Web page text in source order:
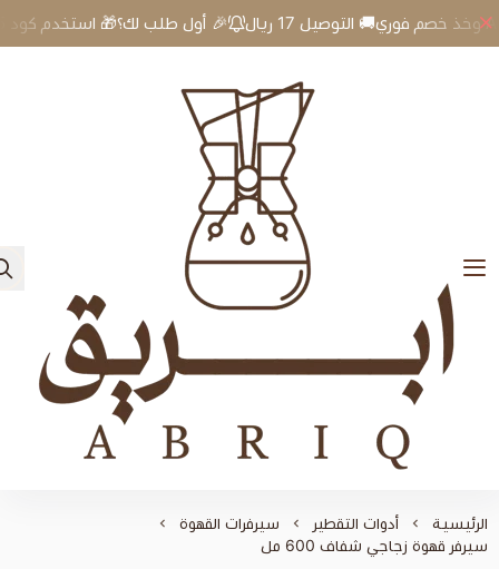
🎉 أول طلب لك؟🎁 استخدم كود A5 وخذ خصم فوري🚚 التوصيل 17 ريال
سيرفرات القهوة
600 مل